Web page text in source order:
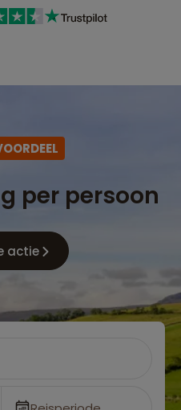
per persoon
actie